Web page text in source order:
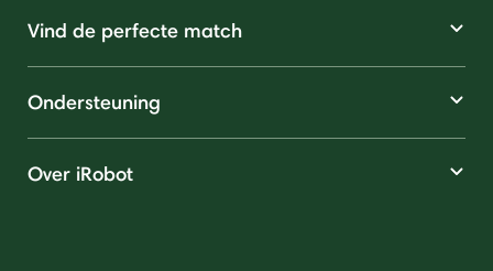
Vind de perfecte match
Ondersteuning
Over iRobot